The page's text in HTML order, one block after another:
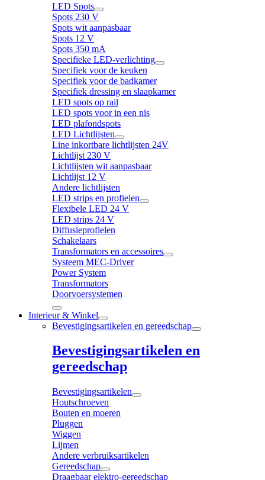
LED Spots
Spots 230 V
Spots wit aanpasbaar
Spots 12 V
Spots 350 mA
Specifieke LED-verlichting
Specifiek voor de keuken
Specifiek voor de badkamer
Specifiek dressing en slaapkamer
LED spots op rail
LED spots voor in een nis
LED plafondspots
LED Lichtlijsten
Line inkortbare lichtlijsten 24V
Lichtlijst 230 V
Lichtlijsten wit aanpasbaar
Lichtlijst 12 V
Andere lichtlijsten
LED strips en profielen
Flexibele LED 24 V
LED strips 24 V
Diffusieprofielen
Schakelaars
Transformators en accessoires
Systeem MEC-Driver
Power System
Transformators
Doorvoersystemen
Interieur & Winkel
Bevestigingsartikelen en gereedschap
Bevestigingsartikelen en
gereedschap
Bevestigingsartikelen
Houtschroeven
Bouten en moeren
Pluggen
Wiggen
Lijmen
Andere verbruiksartikelen
Gereedschap
Draagbaar elektro-gereedschap